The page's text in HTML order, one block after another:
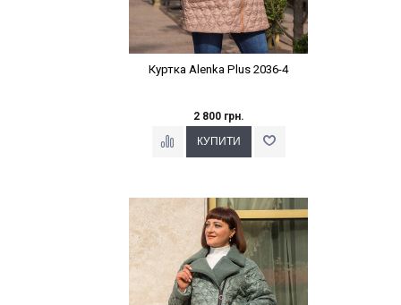
Куртка Alenka Plus 2036-4
2 800 грн.
Наклейки Варіант з %